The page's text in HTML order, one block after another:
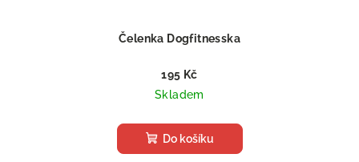
Čelenka Dogfitnesska
195 Kč
Skladem
Do košíku